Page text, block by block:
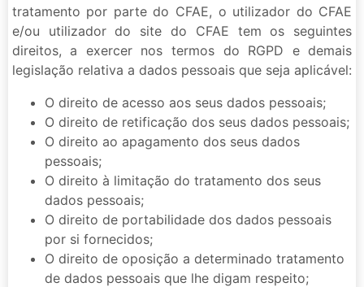
tratamento por parte do CFAE, o utilizador do CFAE
e/ou utilizador do site do CFAE tem os seguintes
direitos, a exercer nos termos do RGPD e demais
legislação relativa a dados pessoais que seja aplicável:
O direito de acesso aos seus dados pessoais;
O direito de retificação dos seus dados pessoais;
O direito ao apagamento dos seus dados
pessoais;
O direito à limitação do tratamento dos seus
dados pessoais;
O direito de portabilidade dos dados pessoais
por si fornecidos;
O direito de oposição a determinado tratamento
de dados pessoais que lhe digam respeito;